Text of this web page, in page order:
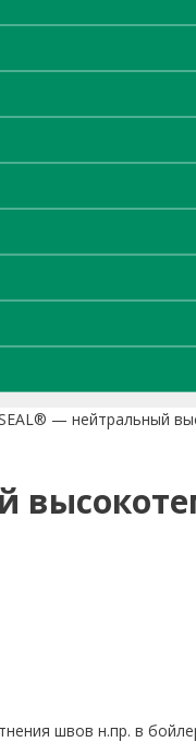
— нейтральный
швов н.пр. в